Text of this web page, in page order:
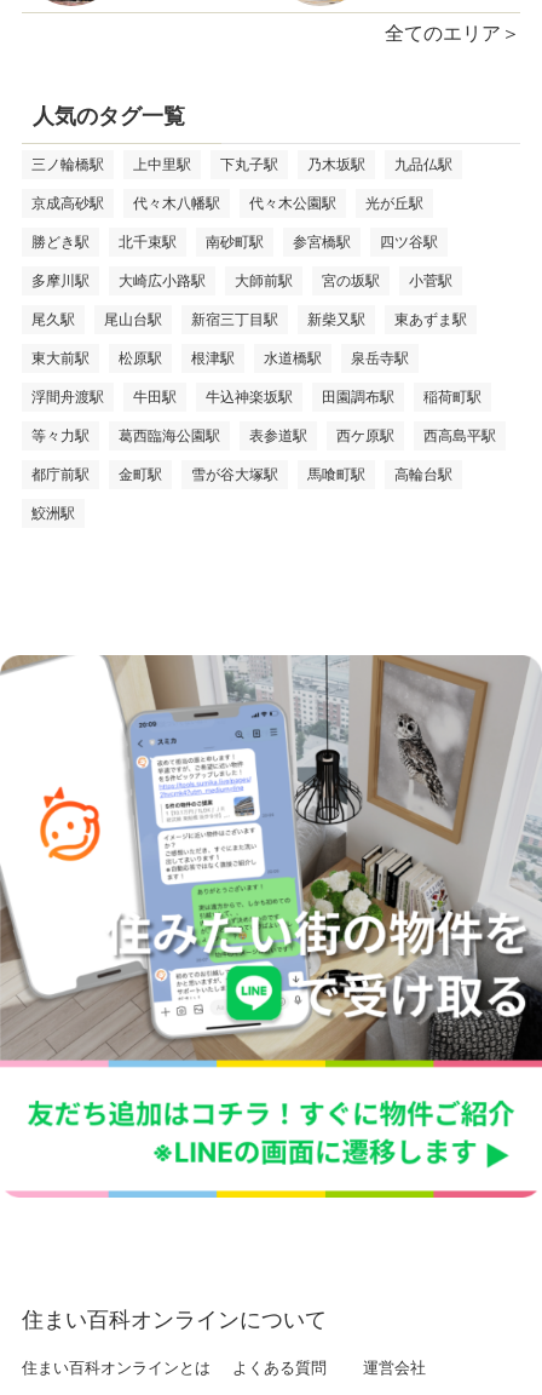
全てのエリア＞
人気のタグ一覧
三ノ輪橋駅 上中里駅 下丸子駅 乃木坂駅 九品仏駅
京成高砂駅 代々木八幡駅 代々木公園駅 光が丘駅
勝どき駅 北千束駅 南砂町駅 参宮橋駅 四ツ谷駅
多摩川駅 大崎広小路駅 大師前駅 宮の坂駅 小菅駅
尾久駅 尾山台駅 新宿三丁目駅 新柴又駅 東あずま駅
東大前駅 松原駅 根津駅 水道橋駅 泉岳寺駅
浮間舟渡駅 牛田駅 牛込神楽坂駅 田園調布駅 稲荷町駅
等々力駅 葛西臨海公園駅 表参道駅 西ケ原駅 西高島平駅
都庁前駅 金町駅 雪が谷大塚駅 馬喰町駅 高輪台駅
鮫洲駅
住まい百科オンラインについて
住まい百科オンラインとは よくある質問 運営会社